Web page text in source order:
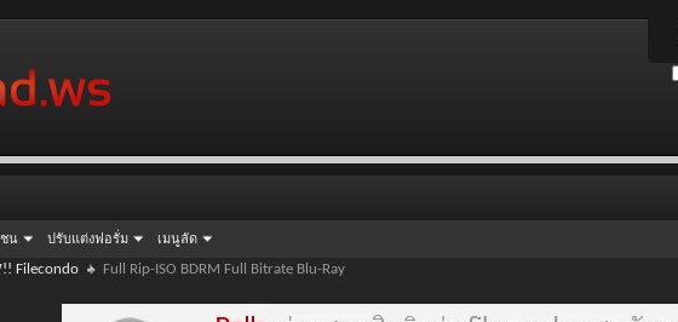
น ปรับแต่งฟอรั่ม เมนูลัด
Filecondo Full Rip-ISO BDRM Full Bitrate Blu-Ray